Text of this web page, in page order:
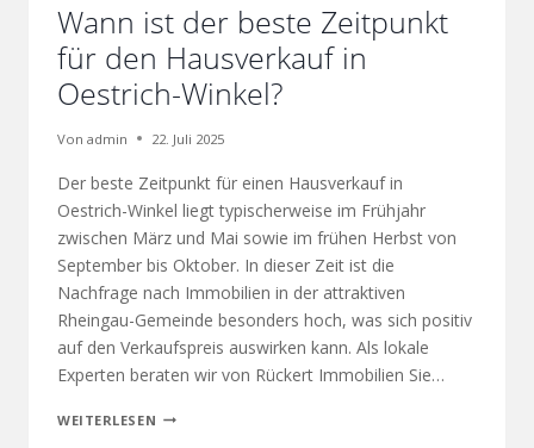
Wann ist der beste Zeitpunkt
für den Hausverkauf in
Oestrich-Winkel?
Von admin 22. Juli 2025
Der beste Zeitpunkt für einen Hausverkauf in
Oestrich-Winkel liegt typischerweise im Frühjahr
zwischen März und Mai sowie im frühen Herbst von
September bis Oktober. In dieser Zeit ist die
Nachfrage nach Immobilien in der attraktiven
Rheingau-Gemeinde besonders hoch, was sich positiv
auf den Verkaufspreis auswirken kann. Als lokale
Experten beraten wir von Rückert Immobilien Sie…
WEITERLESEN